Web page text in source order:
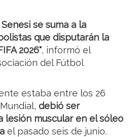
se suma a la
que disputarán la
2026", informó el
del Fútbol
estaba entre los 26
debió ser
lesión muscular en el sóleo
el pasado seis de junio.